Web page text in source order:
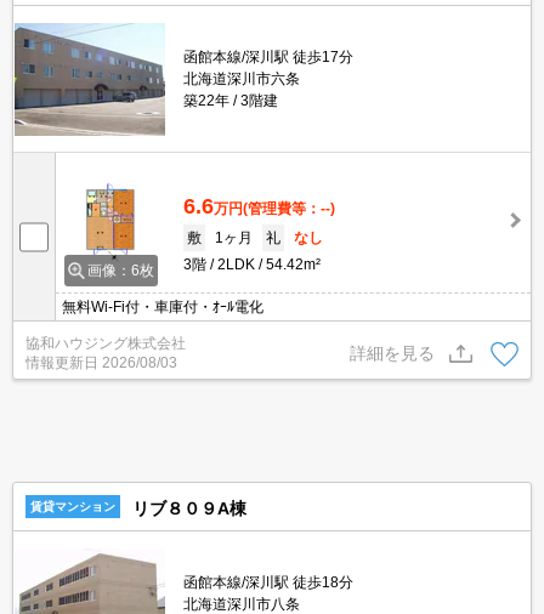
函館本線/深川駅 徒歩17分
北海道深川市六条
築22年
3階建
画像：6枚
6.6万円(管理費等：--)
敷
1ヶ月 礼
なし
3階
2LDK 54.42m²
無料Wi-Fi付・車庫付・ｵｰﾙ電化
協和ハウジング株式会社
情報更新日 2026/08/03
詳細を見る
賃貸マンション リブ８０９A棟
函館本線/深川駅 徒歩18分
北海道深川市八条